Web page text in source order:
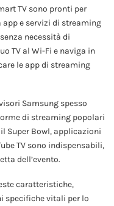
TV sono pronti per
app e servizi di streaming
necessità di
TV al Wi-Fi e naviga in
le app di streaming
Samsung spesso
di streaming popolari
Super Bowl, applicazioni
TV sono indispensabili,
dell’evento.
caratteristiche,
specifiche vitali per lo